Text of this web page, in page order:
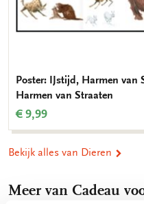
Poster: IJstijd, Harmen van
Harmen van Straaten
€ 9,99
Bekijk alles van Dieren
Meer van Cadeau